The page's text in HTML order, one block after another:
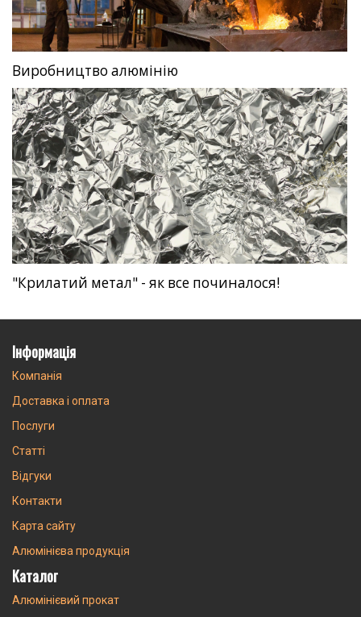
Виробництво алюмінію
"Крилатий метал" - як все починалося!
Інформація
Компанія
Доставка і оплата
Послуги
Статті
Відгуки
Контакти
Карта сайту
Алюмінієва продукція
Каталог
Алюмінієвий прокат